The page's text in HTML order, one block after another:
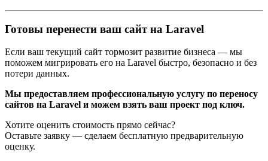
Готовы перенести ваш сайт на Laravel
Если ваш текущий сайт тормозит развитие бизнеса — мы
поможем мигрировать его на Laravel быстро, безопасно и без
потери данных.
Мы предоставляем профессиональную услугу по переносу
сайтов на Laravel и можем взять ваш проект под ключ.
Хотите оценить стоимость прямо сейчас?
Оставьте заявку — сделаем бесплатную предварительную
оценку.